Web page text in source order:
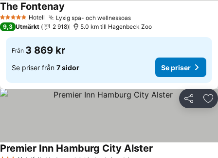
5 Stjärnor Hotell Lyxig spa- och wellnessoas
The Fontenay
9,3 Utmärkt 2 918 5.0 km till Hagenbeck Zoo
Från 3 869 kr
Se priser från 7 sidor Se priser
Dela
Premier Inn Hamburg City Alster